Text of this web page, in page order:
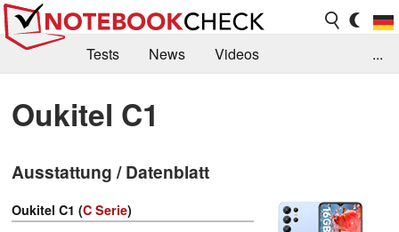
Tests News
Videos
Kaufberatung
Deals
Forum
...
Oukitel C1
Ausstattung / Datenblatt
Oukitel C1 (C Serie)